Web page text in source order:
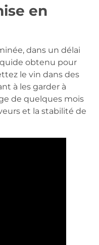
en
dans un délai
obtenu pour
le vin dans des
à les garder à
de quelques mois
et la stabilité de